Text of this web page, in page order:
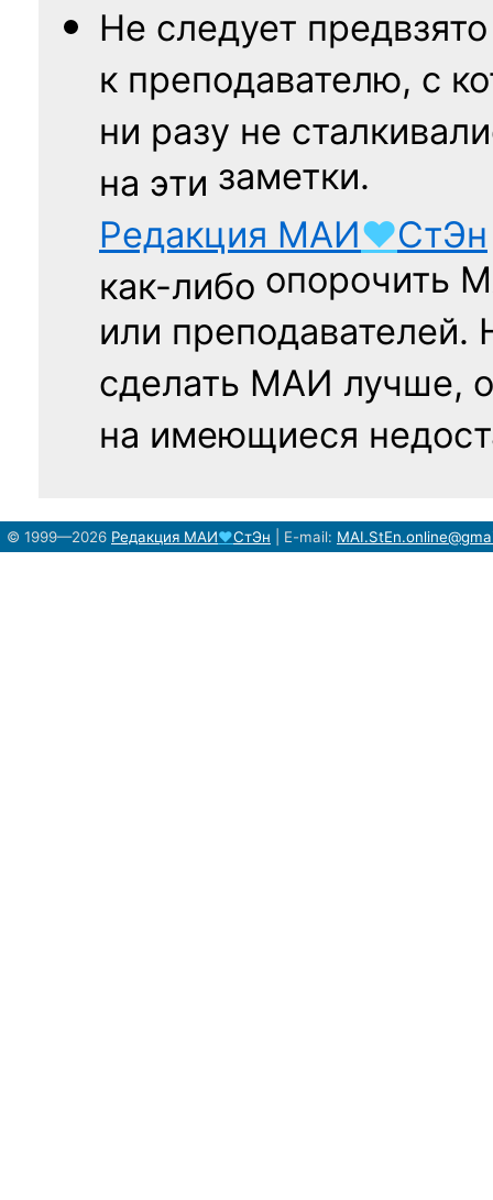
Не следует
к преподавателю, с
ни разу не
на эти заметки.
Редакция МАИ♥СтЭн
как-либо опорочить
или
сделать МАИ лучше,
на имеющиеся
© 1999—2026 Редакция МАИ♥СтЭн E-mail: